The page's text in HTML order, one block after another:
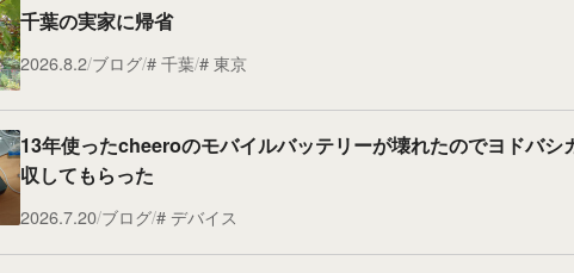
千葉の実家に帰省
2026.8.2 ブログ 千葉 東京
13年使ったcheeroのモバイルバッテリーが壊れたのでヨドバシ
収してもらった
2026.7.20 ブログ デバイス